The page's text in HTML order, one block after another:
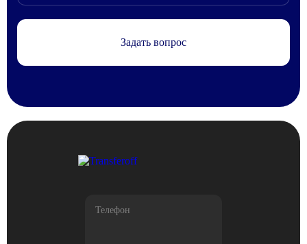
Задать вопрос
Телефон